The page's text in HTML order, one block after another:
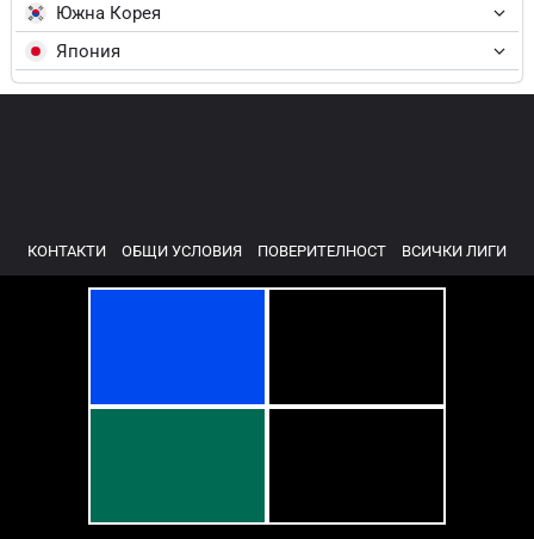
Южна Корея
Япония
КОНТАКТИ ОБЩИ УСЛОВИЯ ПОВЕРИТЕЛНОСТ ВСИЧКИ ЛИГИ